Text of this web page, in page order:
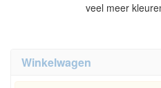
Winkelwagen
veel meer